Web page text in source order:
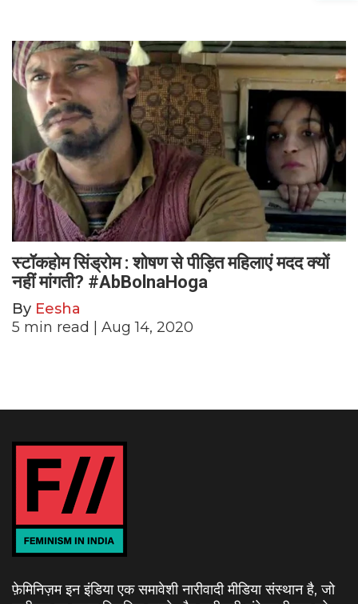
स्टॉकहोम सिंड्रोम : शोषण से पीड़ित महिलाएं मदद क्यों
नहीं मांगती? #AbBolnaHoga
By Eesha
5 min read | Aug 14, 2020
फ़ेमिनिज़म इन इंडिया एक समावेशी नारीवादी मीडिया संस्थान है, जो